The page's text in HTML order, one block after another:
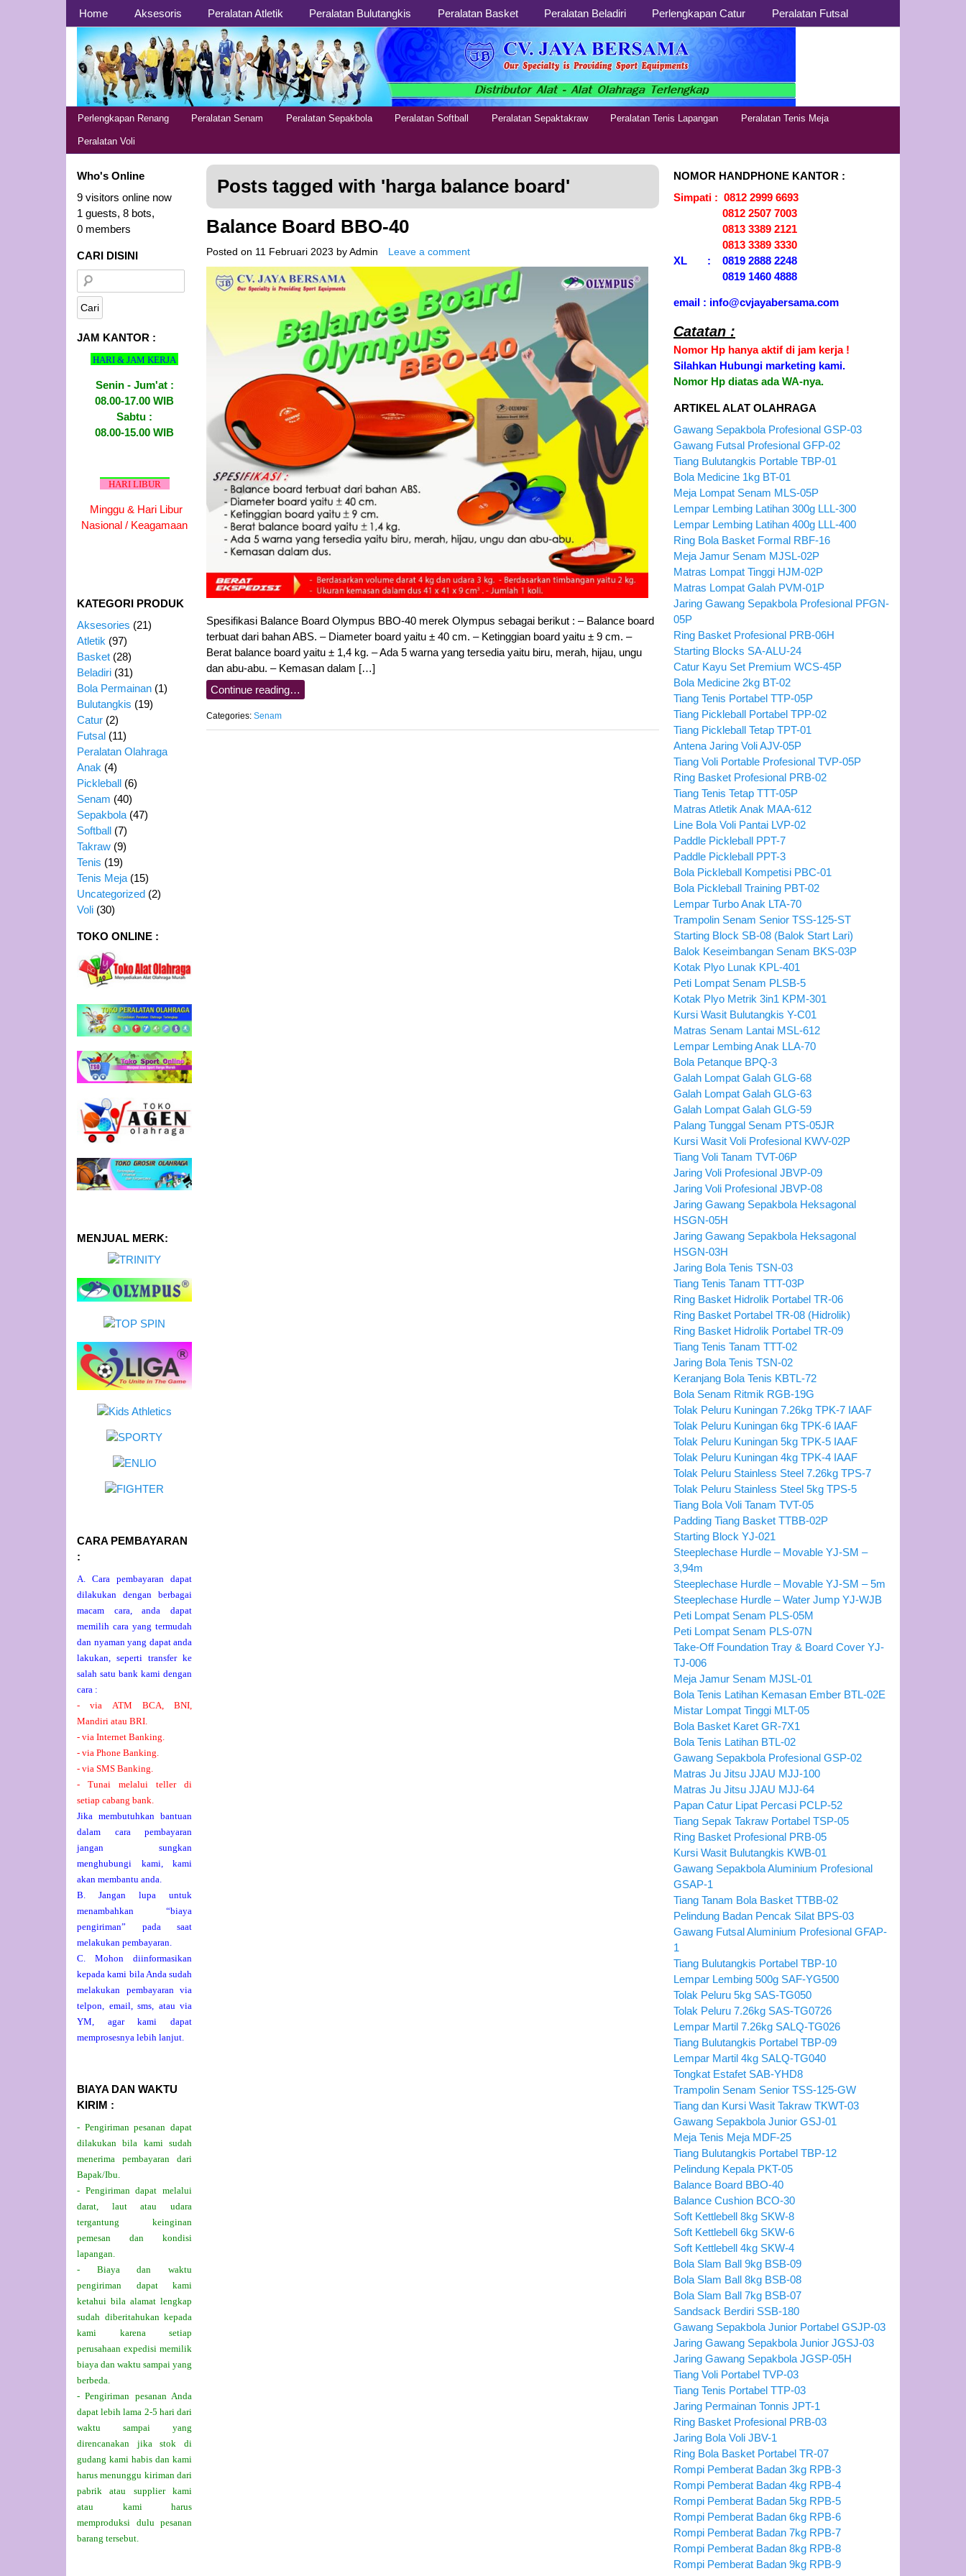
Page 1
Home Aksesoris Peralatan Atletik Peralatan Bulutangkis Peralatan Basket Peralatan Beladiri Perlengkapan Catur Peralatan Futsal
Page 2
Perlengkapan Renang Peralatan Senam Peralatan Sepakbola Peralatan Softball Peralatan Sepaktakraw Peralatan Tenis Lapangan Peralatan Tenis Meja
Peralatan Voli
Posts tagged with 'harga balance board'
Balance Board BBO-40
Posted on 11 Februari 2023 by Admin Leave a comment
Spesifikasi Balance Board Olympus BBO-40 merek Olympus sebagai berikut : – Balance board
terbuat dari bahan ABS. – Diameter board yaitu ± 40 cm. – Ketinggian board yaitu ± 9 cm. –
Berat balance board yaitu ± 1,4 kg. – Ada 5 warna yang tersedia yaitu biru, merah, hijau, ungu
dan abu-abu. – Kemasan dalam […]
Continue reading…
Categories: Senam
Who's Online
9 visitors online now
1 guests, 8 bots,
0 members
CARI DISINI
JAM KANTOR :
HARI & JAM KERJA
Senin - Jum'at :
08.00-17.00 WIB
Sabtu :
08.00-15.00 WIB
HARI LIBUR
Minggu & Hari Libur
Nasional / Keagamaan
KATEGORI PRODUK
Aksesories (21)
Atletik (97)
Basket (28)
Beladiri (31)
Bola Permainan (1)
Bulutangkis (19)
Catur (2)
Futsal (11)
Peralatan Olahraga
Anak (4)
Pickleball (6)
Senam (40)
Sepakbola (47)
Softball (7)
Takraw (9)
Tenis (19)
Tenis Meja (15)
Uncategorized (2)
Voli (30)
TOKO ONLINE :
MENJUAL MERK:
CARA PEMBAYARAN
:
A. Cara pembayaran dapat
dilakukan dengan berbagai
macam cara, anda dapat
memilih cara yang termudah
dan nyaman yang dapat anda
lakukan, seperti transfer ke
salah satu bank kami dengan
cara :
- via ATM BCA, BNI,
Mandiri atau BRI.
- via Internet Banking.
- via Phone Banking.
- via SMS Banking.
- Tunai melalui teller di
setiap cabang bank.
Jika membutuhkan bantuan
dalam cara pembayaran
jangan sungkan
menghubungi kami, kami
akan membantu anda.
B. Jangan lupa untuk
menambahkan “biaya
pengiriman” pada saat
melakukan pembayaran.
C. Mohon diinformasikan
kepada kami bila Anda sudah
melakukan pembayaran via
telpon, email, sms, atau via
YM, agar kami dapat
memprosesnya lebih lanjut.
BIAYA DAN WAKTU
KIRIM :
- Pengiriman pesanan dapat
dilakukan bila kami sudah
menerima pembayaran dari
Bapak/Ibu.
- Pengiriman dapat melalui
darat, laut atau udara
tergantung keinginan
pemesan dan kondisi
lapangan.
- Biaya dan waktu
pengiriman dapat kami
ketahui bila alamat lengkap
sudah diberitahukan kepada
kami karena setiap
perusahaan expedisi memilik
biaya dan waktu sampai yang
berbeda.
- Pengiriman pesanan Anda
dapat lebih lama 2-5 hari dari
waktu sampai yang
direncanakan jika stok di
gudang kami habis dan kami
harus menunggu kiriman dari
pabrik atau supplier kami
atau kami harus
memproduksi dulu pesanan
barang tersebut.
NOMOR HANDPHONE KANTOR :
Simpati : 0812 2999 6693
0812 2507 7003
0813 3389 2121
0813 3389 3330
XL : 0819 2888 2248
0819 1460 4888
email : info@cvjayabersama.com
Catatan :
Nomor Hp hanya aktif di jam kerja !
Silahkan Hubungi marketing kami.
Nomor Hp diatas ada WA-nya.
ARTIKEL ALAT OLAHRAGA
Gawang Sepakbola Profesional GSP-03
Gawang Futsal Profesional GFP-02
Tiang Bulutangkis Portable TBP-01
Bola Medicine 1kg BT-01
Meja Lompat Senam MLS-05P
Lempar Lembing Latihan 300g LLL-300
Lempar Lembing Latihan 400g LLL-400
Ring Bola Basket Formal RBF-16
Meja Jamur Senam MJSL-02P
Matras Lompat Tinggi HJM-02P
Matras Lompat Galah PVM-01P
Jaring Gawang Sepakbola Profesional PFGN-
05P
Ring Basket Profesional PRB-06H
Starting Blocks SA-ALU-24
Catur Kayu Set Premium WCS-45P
Bola Medicine 2kg BT-02
Tiang Tenis Portabel TTP-05P
Tiang Pickleball Portabel TPP-02
Tiang Pickleball Tetap TPT-01
Antena Jaring Voli AJV-05P
Tiang Voli Portable Profesional TVP-05P
Ring Basket Profesional PRB-02
Tiang Tenis Tetap TTT-05P
Matras Atletik Anak MAA-612
Line Bola Voli Pantai LVP-02
Paddle Pickleball PPT-7
Paddle Pickleball PPT-3
Bola Pickleball Kompetisi PBC-01
Bola Pickleball Training PBT-02
Lempar Turbo Anak LTA-70
Trampolin Senam Senior TSS-125-ST
Starting Block SB-08 (Balok Start Lari)
Balok Keseimbangan Senam BKS-03P
Kotak Plyo Lunak KPL-401
Peti Lompat Senam PLSB-5
Kotak Plyo Metrik 3in1 KPM-301
Kursi Wasit Bulutangkis Y-C01
Matras Senam Lantai MSL-612
Lempar Lembing Anak LLA-70
Bola Petanque BPQ-3
Galah Lompat Galah GLG-68
Galah Lompat Galah GLG-63
Galah Lompat Galah GLG-59
Palang Tunggal Senam PTS-05JR
Kursi Wasit Voli Profesional KWV-02P
Tiang Voli Tanam TVT-06P
Jaring Voli Profesional JBVP-09
Jaring Voli Profesional JBVP-08
Jaring Gawang Sepakbola Heksagonal
HSGN-05H
Jaring Gawang Sepakbola Heksagonal
HSGN-03H
Jaring Bola Tenis TSN-03
Tiang Tenis Tanam TTT-03P
Ring Basket Hidrolik Portabel TR-06
Ring Basket Portabel TR-08 (Hidrolik)
Ring Basket Hidrolik Portabel TR-09
Tiang Tenis Tanam TTT-02
Jaring Bola Tenis TSN-02
Keranjang Bola Tenis KBTL-72
Bola Senam Ritmik RGB-19G
Tolak Peluru Kuningan 7.26kg TPK-7 IAAF
Tolak Peluru Kuningan 6kg TPK-6 IAAF
Tolak Peluru Kuningan 5kg TPK-5 IAAF
Tolak Peluru Kuningan 4kg TPK-4 IAAF
Tolak Peluru Stainless Steel 7.26kg TPS-7
Tolak Peluru Stainless Steel 5kg TPS-5
Tiang Bola Voli Tanam TVT-05
Padding Tiang Basket TTBB-02P
Starting Block YJ-021
Steeplechase Hurdle – Movable YJ-SM –
3,94m
Steeplechase Hurdle – Movable YJ-SM – 5m
Steeplechase Hurdle – Water Jump YJ-WJB
Peti Lompat Senam PLS-05M
Peti Lompat Senam PLS-07N
Take-Off Foundation Tray & Board Cover YJ-
TJ-006
Meja Jamur Senam MJSL-01
Bola Tenis Latihan Kemasan Ember BTL-02E
Mistar Lompat Tinggi MLT-05
Bola Basket Karet GR-7X1
Bola Tenis Latihan BTL-02
Gawang Sepakbola Profesional GSP-02
Matras Ju Jitsu JJAU MJJ-100
Matras Ju Jitsu JJAU MJJ-64
Papan Catur Lipat Percasi PCLP-52
Tiang Sepak Takraw Portabel TSP-05
Ring Basket Profesional PRB-05
Kursi Wasit Bulutangkis KWB-01
Gawang Sepakbola Aluminium Profesional
GSAP-1
Tiang Tanam Bola Basket TTBB-02
Pelindung Badan Pencak Silat BPS-03
Gawang Futsal Aluminium Profesional GFAP-
1
Tiang Bulutangkis Portabel TBP-10
Lempar Lembing 500g SAF-YG500
Tolak Peluru 5kg SAS-TG050
Tolak Peluru 7.26kg SAS-TG0726
Lempar Martil 7.26kg SALQ-TG026
Tiang Bulutangkis Portabel TBP-09
Lempar Martil 4kg SALQ-TG040
Tongkat Estafet SAB-YHD8
Trampolin Senam Senior TSS-125-GW
Tiang dan Kursi Wasit Takraw TKWT-03
Gawang Sepakbola Junior GSJ-01
Meja Tenis Meja MDF-25
Tiang Bulutangkis Portabel TBP-12
Pelindung Kepala PKT-05
Balance Board BBO-40
Balance Cushion BCO-30
Soft Kettlebell 8kg SKW-8
Soft Kettlebell 6kg SKW-6
Soft Kettlebell 4kg SKW-4
Bola Slam Ball 9kg BSB-09
Bola Slam Ball 8kg BSB-08
Bola Slam Ball 7kg BSB-07
Sandsack Berdiri SSB-180
Gawang Sepakbola Junior Portabel GSJP-03
Jaring Gawang Sepakbola Junior JGSJ-03
Jaring Gawang Sepakbola JGSP-05H
Tiang Voli Portabel TVP-03
Tiang Tenis Portabel TTP-03
Jaring Permainan Tonnis JPT-1
Ring Basket Profesional PRB-03
Jaring Bola Voli JBV-1
Ring Bola Basket Portabel TR-07
Rompi Pemberat Badan 3kg RPB-3
Rompi Pemberat Badan 4kg RPB-4
Rompi Pemberat Badan 5kg RPB-5
Rompi Pemberat Badan 6kg RPB-6
Rompi Pemberat Badan 7kg RPB-7
Rompi Pemberat Badan 8kg RPB-8
Rompi Pemberat Badan 9kg RPB-9